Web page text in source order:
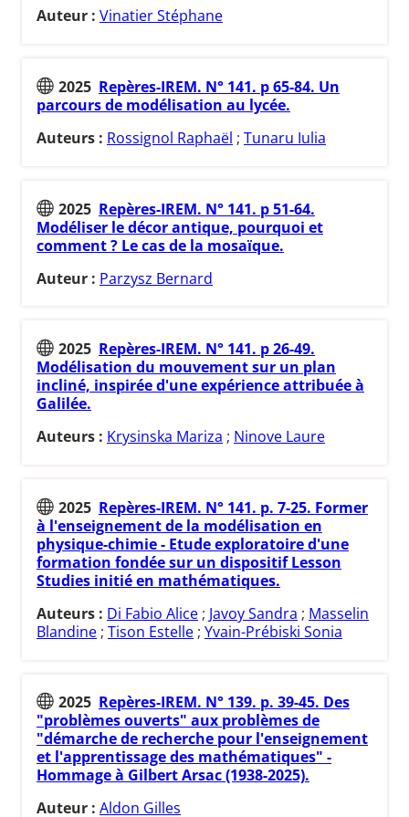
Auteur : Vinatier Stéphane
2025 Repères-IREM. N° 141. p 65-84. Un
parcours de modélisation au lycée.
Auteurs : Rossignol Raphaël ; Tunaru Iulia
2025 Repères-IREM. N° 141. p 51-64.
Modéliser le décor antique, pourquoi et
comment ? Le cas de la mosaïque.
Auteur : Parzysz Bernard
2025 Repères-IREM. N° 141. p 26-49.
Modélisation du mouvement sur un plan
incliné, inspirée d'une expérience attribuée à
Galilée.
Auteurs : Krysinska Mariza ; Ninove Laure
2025 Repères-IREM. N° 141. p. 7-25. Former
à l'enseignement de la modélisation en
physique-chimie - Etude exploratoire d'une
formation fondée sur un dispositif Lesson
Studies initié en mathématiques.
Auteurs : Di Fabio Alice ; Javoy Sandra ; Masselin
Blandine ; Tison Estelle ; Yvain-Prébiski Sonia
2025 Repères-IREM. N° 139. p. 39-45. Des
"problèmes ouverts" aux problèmes de
"démarche de recherche pour l'enseignement
et l'apprentissage des mathématiques" -
Hommage à Gilbert Arsac (1938-2025).
Auteur : Aldon Gilles